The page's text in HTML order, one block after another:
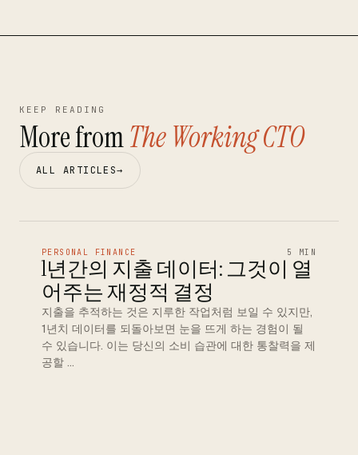
KEEP READING
More fromThe Working CTO
ALL ARTICLES→
PERSONAL FINANCE 5 MIN
1년간의 지출 데이터: 그것이 열
어주는 재정적 결정
지출을 추적하는 것은 지루한 작업처럼 보일 수 있지만,
1년치 데이터를 되돌아보면 눈을 뜨게 하는 경험이 될
수 있습니다. 이는 당신의 소비 습관에 대한 통찰력을 제
공할 …